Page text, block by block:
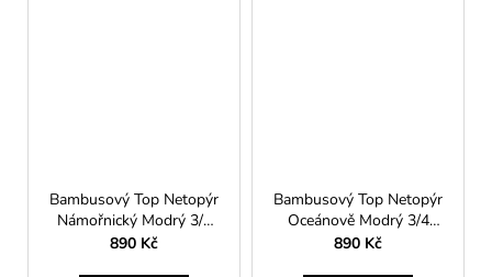
Bambusový Top Netopýr
Námořnický Modrý 3/4
Rukáv Volný Střih
890 Kč
Bambusový Top Netopýr
Oceánově Modrý 3/4
Rukáv Volný Střih
890 Kč